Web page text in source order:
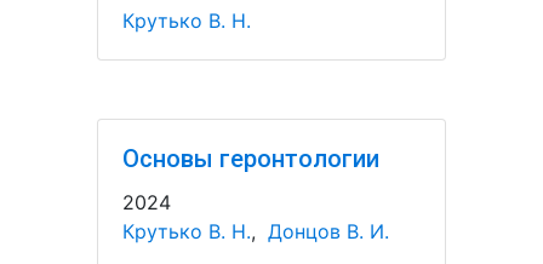
Крутько В. Н.
Основы геронтологии
2024
Крутько В. Н., Донцов В. И.